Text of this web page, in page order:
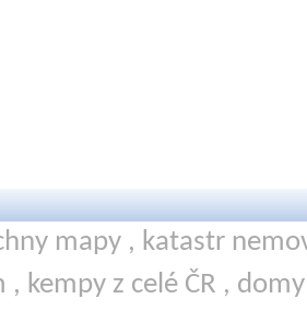
mapy , katastr
, kempyz celé ČR ,